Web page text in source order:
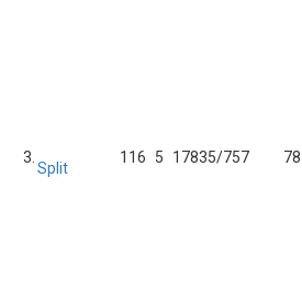
3.
Split
116 5 17835/757 78